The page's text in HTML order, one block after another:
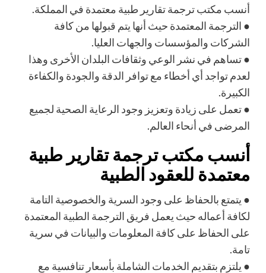
أنسب مكتب ترجمة تقارير طبية معتمدة في المملكة.
● الترجمة المعتمدة حيث أنها يتم قبولها من كافة
الشركات والمؤسسات والجهات العليا.
●تساهم في نشر الوعي وثقافات البلدان الأخرى وهذا
لعدم تواجد أي أخطاء مع توافر الدقة والجودة والكفاءة
الكبيرة.
●تعمل على زيادة وتعزيز وجود الرعاية الصحية لجميع
المرضى في أنحاء العالم.
أنسب مكتب ترجمة تقارير طبية
معتمدة للعقود الطبية
● يتمتع بالحفاظ على وجود السرية والخصوصية التامة
لكافة أعماله حيث يعمل فريق الترجمة الطبية المعتمدة
على الحفاظ على كافة المعلومات والبيانات في سرية
تامة.
● يلتزم بتقديم الخدمات الشاملة بأسعار تنافسية مع